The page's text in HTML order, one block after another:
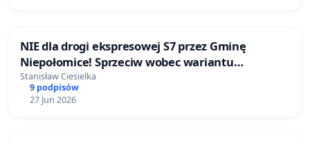
NIE dla drogi ekspresowej S7 przez Gminę
Niepołomice! Sprzeciw wobec wariantu
wschodniego.
Stanisław Ciesielka
9 podpisów
27 Jun 2026